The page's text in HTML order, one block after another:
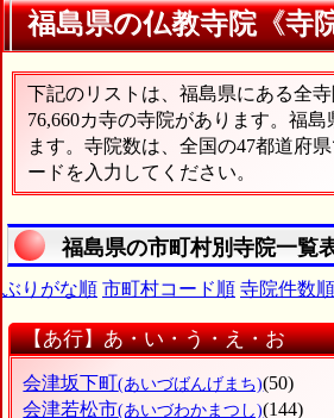
福島県の仏教寺院《寺
下記のリストは、福島県にある全
76,660カ寺の寺院があります。福
ます。寺院数は、全国の47都道府
ードを入力してください。
福島県の市町村別寺院一覧
ぶりがな順 市町村コード順 寺院件数順
【あ行】あ・い・う・え・お
会津坂下町(あいづばんげまち)(50)
会津若松市(あいづわかまつし)(144)